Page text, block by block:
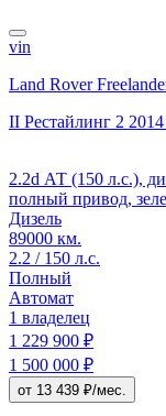
vin
Land Rover
II Рестайлинг 2 2014
2.2d АТ (150 л.с.),
полный привод,
Дизель
89000 км.
2.2 / 150 л.с.
Полный
Автомат
1 владелец
1 229 900 ₽
1 500 000 ₽
от 13 439 ₽/мес.